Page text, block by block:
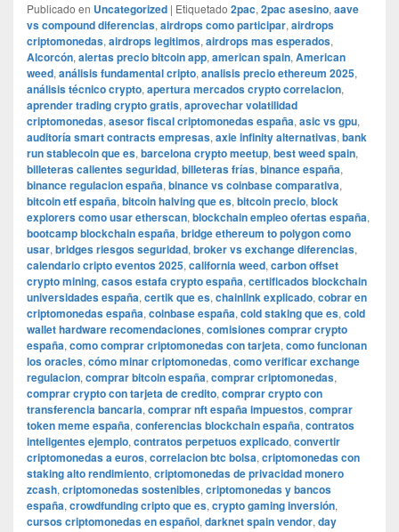
Publicado en Uncategorized | Etiquetado 2pac, 2pac asesino, aave
vs compound diferencias, airdrops como participar, airdrops
criptomonedas, airdrops legitimos, airdrops mas esperados,
Alcorcón, alertas precio bitcoin app, american spain, American
weed, análisis fundamental cripto, analisis precio ethereum 2025,
análisis técnico crypto, apertura mercados crypto correlacion,
aprender trading crypto gratis, aprovechar volatilidad
criptomonedas, asesor fiscal criptomonedas españa, asic vs gpu,
auditoría smart contracts empresas, axie infinity alternativas, bank
run stablecoin que es, barcelona crypto meetup, best weed spain,
billeteras calientes seguridad, billeteras frías, binance españa,
binance regulacion españa, binance vs coinbase comparativa,
bitcoin etf españa, bitcoin halving que es, bitcoin precio, block
explorers como usar etherscan, blockchain empleo ofertas españa,
bootcamp blockchain españa, bridge ethereum to polygon como
usar, bridges riesgos seguridad, broker vs exchange diferencias,
calendario cripto eventos 2025, california weed, carbon offset
crypto mining, casos estafa crypto españa, certificados blockchain
universidades españa, certik que es, chainlink explicado, cobrar en
criptomonedas españa, coinbase españa, cold staking que es, cold
wallet hardware recomendaciones, comisiones comprar crypto
españa, como comprar criptomonedas con tarjeta, como funcionan
los oracles, cómo minar criptomonedas, como verificar exchange
regulacion, comprar bitcoin españa, comprar criptomonedas,
comprar crypto con tarjeta de credito, comprar crypto con
transferencia bancaria, comprar nft españa impuestos, comprar
token meme españa, conferencias blockchain españa, contratos
inteligentes ejemplo, contratos perpetuos explicado, convertir
criptomonedas a euros, correlacion btc bolsa, criptomonedas con
staking alto rendimiento, criptomonedas de privacidad monero
zcash, criptomonedas sostenibles, criptomonedas y bancos
españa, crowdfunding cripto que es, crypto gaming inversión,
cursos criptomonedas en español, darknet spain vendor, day